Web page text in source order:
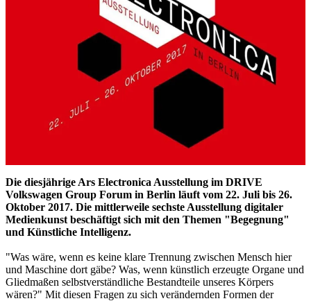
Die diesjährige Ars Electronica Ausstellung im DRIVE
Volkswagen Group Forum in Berlin läuft vom 22. Juli bis 26.
Oktober 2017. Die mittlerweile sechste Ausstellung digitaler
Medienkunst beschäftigt sich mit den Themen "Begegnung"
und Künstliche Intelligenz.
"Was wäre, wenn es keine klare Trennung zwischen Mensch hier
und Maschine dort gäbe? Was, wenn künstlich erzeugte Organe und
Gliedmaßen selbstverständliche Bestandteile unseres Körpers
wären?" Mit diesen Fragen zu sich verändernden Formen der